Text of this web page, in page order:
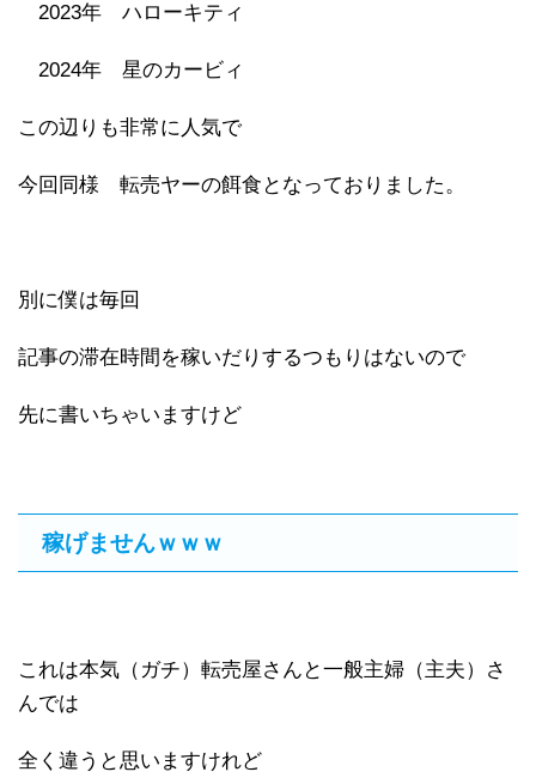
2023年 ハローキティ
2024年 星のカービィ
この辺りも非常に人気で
今回同様 転売ヤーの餌食となっておりました。
別に僕は毎回
記事の滞在時間を稼いだりするつもりはないので
先に書いちゃいますけど
稼げませんｗｗｗ
これは本気（ガチ）転売屋さんと一般主婦（主夫）さ
んでは
全く違うと思いますけれど